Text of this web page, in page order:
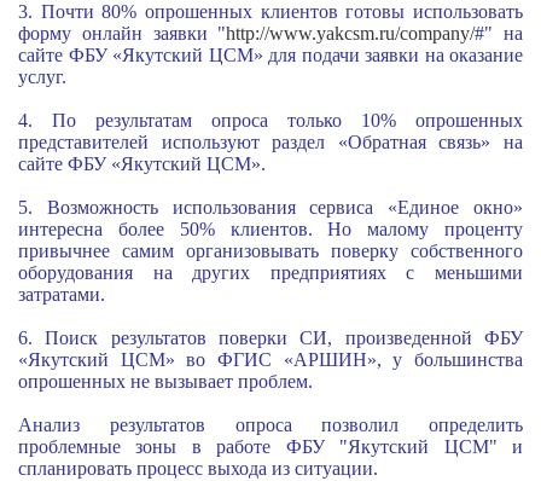
3. Почти 80% опрошенных клиентов готовы использовать
форму онлайн заявки "http://www.yakcsm.ru/company/#" на
сайте ФБУ «Якутский ЦСМ» для подачи заявки на оказание
услуг.
4. По результатам опроса только 10% опрошенных
представителей используют раздел «Обратная связь» на
сайте ФБУ «Якутский ЦСМ».
5. Возможность использования сервиса «Единое окно»
интересна более 50% клиентов. Но малому проценту
привычнее самим организовывать поверку собственного
оборудования на других предприятиях с меньшими
затратами.
6. Поиск результатов поверки СИ, произведенной ФБУ
«Якутский ЦСМ» во ФГИС «АРШИН», у большинства
опрошенных не вызывает проблем.
Анализ результатов опроса позволил определить
проблемные зоны в работе ФБУ "Якутский ЦСМ" и
спланировать процесс выхода из ситуации.